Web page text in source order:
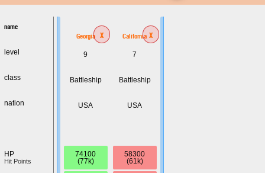
name
level
class
nation
HP
Hit Points
Georgia x
9
Battleship
USA
74100
(77k)
California x
7
Battleship
USA
58300
(61k)